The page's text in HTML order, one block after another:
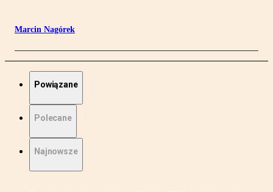
Marcin Nagórek
Powiązane
Polecane
Najnowsze